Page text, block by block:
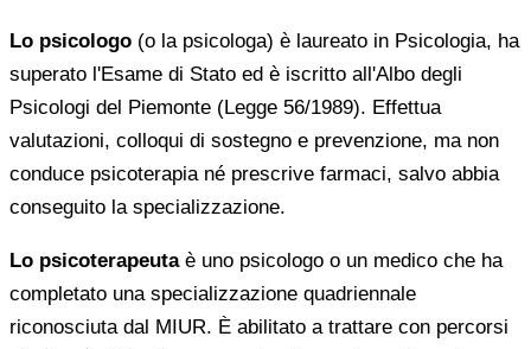
Lo psicologo (o la psicologa) è laureato in Psicologia, ha
superato l'Esame di Stato ed è iscritto all'Albo degli
Psicologi del Piemonte (Legge 56/1989). Effettua
valutazioni, colloqui di sostegno e prevenzione, ma non
conduce psicoterapia né prescrive farmaci, salvo abbia
conseguito la specializzazione.
Lo psicoterapeutaè uno psicologo o un medico che ha
completato una specializzazione quadriennale
riconosciuta dal MIUR. È abilitato a trattare con percorsi